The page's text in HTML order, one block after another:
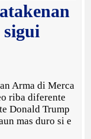
Arma di Merca
riba diferente
Donald Trump
mas duro si e